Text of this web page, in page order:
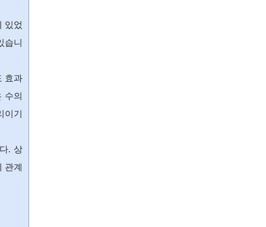
있었
습니
효과
수의
기
. 상
관계